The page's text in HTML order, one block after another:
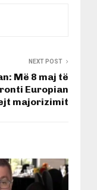
NEXT POST
Më 8 maj të
Europian
majorizimit